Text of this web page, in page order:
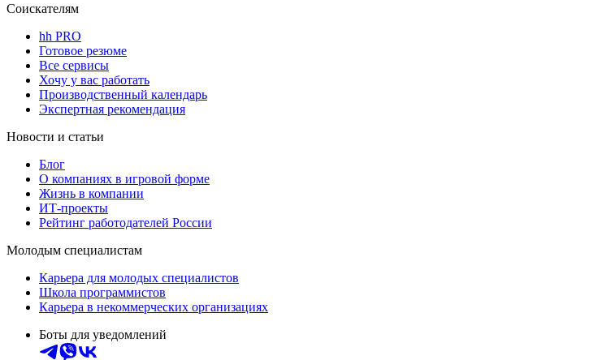
Соискателям
hh PRO
Готовое резюме
Все сервисы
Хочу у вас работать
Производственный календарь
Экспертная рекомендация
Новости и статьи
Блог
О компаниях в игровой форме
Жизнь в компании
ИТ-проекты
Рейтинг работодателей России
Молодым специалистам
Карьера для молодых специалистов
Школа программистов
Карьера в некоммерческих организациях
Боты для уведомлений